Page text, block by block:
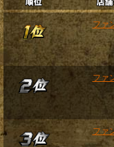
ファ
ファ
ファ